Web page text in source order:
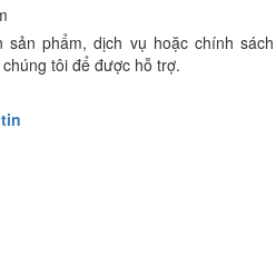
sản phẩm, dịch vụ hoặc chính sách
tôi để được hỗ trợ.